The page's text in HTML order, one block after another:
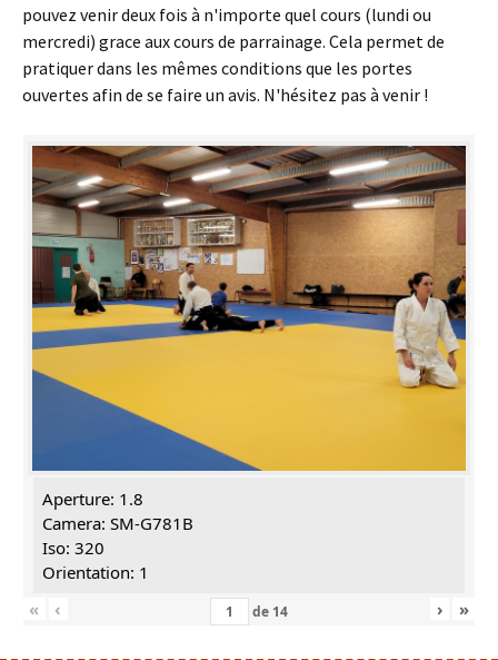
pouvez venir deux fois à n'importe quel cours (lundi ou
mercredi) grace aux cours de parrainage. Cela permet de
pratiquer dans les mêmes conditions que les portes
ouvertes afin de se faire un avis. N'hésitez pas à venir !
Aperture: 1.8
Camera: SM-G781B
Iso: 320
Orientation: 1
«
‹ de 14 › »